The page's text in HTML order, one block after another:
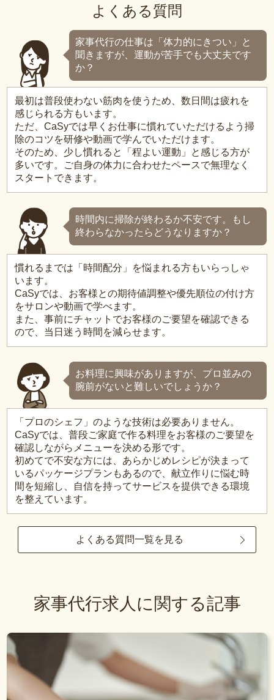
よくある質問
家事代行の仕事は「体力的にきつい」と
聞きますが、運動が苦手でも大丈夫です
か？
最初は普段使わない筋肉を使うため、数日間は疲れを
感じられる方もいます。
ただ、CaSyでは早くお仕事に慣れていただけるよう掃
除のコツを研修や動画で学んでいただけます。
そのため、少し慣れると「程よい運動」と感じる方が
多いです。ご自身の体力に合わせたペースで無理なく
スタートできます。
時間内に掃除が終わるか不安です。もし
終わらなかったらどうなりますか？
慣れるまでは「時間配分」を悩まれる方もいらっしゃ
います。
CaSyでは、お客様との期待値調整や優先順位の付け方
をサロンや動画で学べます。
また、事前にチャットでお客様のご要望を確認できる
ので、当日迷う時間を減らせます。
お料理に興味がありますが、プロ並みの
腕前がないと難しいでしょうか？
「プロのシェフ」のような技術は必要ありません。
CaSyでは、普段ご家庭で作る料理をお客様のご要望を
確認しながらメニューを決める形です。
初めてで不安な方には、あらかじめレシピが決まって
いるパッケージプランもあるので、献立作りに悩む時
間を短縮し、自信を持ってサービスを提供できる環境
を整えています。
よくある質問一覧を見る
家事代行求人に関する記事